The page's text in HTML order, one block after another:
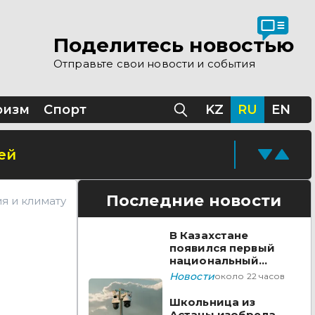
Поделитесь новостью
Отправьте свои новости и события
Спорт KZ RU EN
и климату Последние новости
В Казахстане
появился первый
национальный
стандарт
Новостиоколо 22 часов
Школьница из